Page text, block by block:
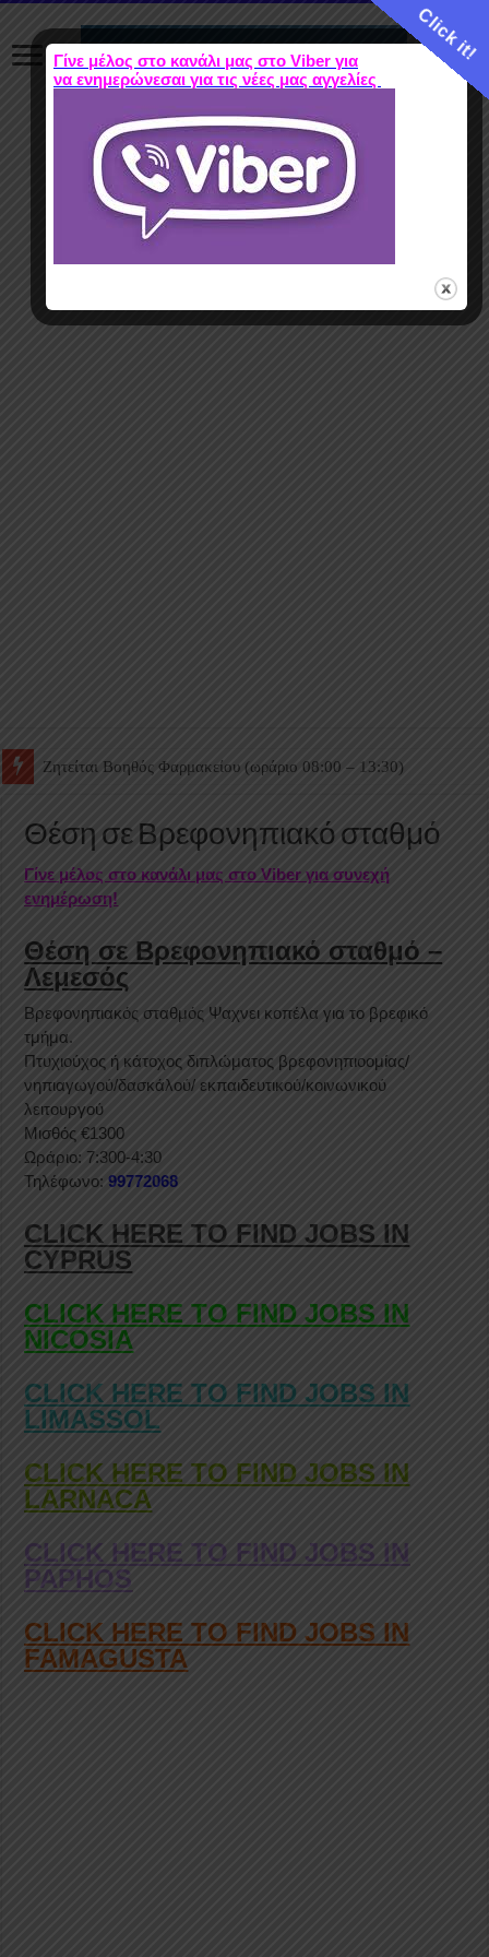
Ζητείται Βοηθός Θαλάμου
Θέση σε Βρεφονηπιακό σταθμό
Γίνε μέλος στο κανάλι μας στο Viber για συνεχή
ενημέρωση!
Θέση σε Βρεφονηπιακό σταθμό –
Λεμεσός
Βρεφονηπιακός σταθμός Ψαχνει κοπέλα για το βρεφικό
τμήμα.
Πτυχιούχος ή κάτοχος διπλώματος βρεφονηπιοομίας/
νηπιαγωγού/δασκάλού/ εκπαιδευτικού/κοινωνικού
λειτουργού
Μισθός €1300
Ωράριο: 7:300-4:30
Τηλέφωνο: 99772068
CLICK HERE TO FIND JOBS IN
CYPRUS
CLICK HERE TO FIND JOBS IN
NICOSIA
CLICK HERE TO FIND JOBS IN
LIMASSOL
CLICK HERE TO FIND JOBS IN
LARNACA
CLICK HERE TO FIND JOBS IN
PAPHOS
CLICK HERE TO FIND JOBS IN
FAMAGUSTA
Click it!
Γίνε μέλος στο κανάλι μας στο Viber για
να ενημερώνεσαι για τις νέες μας αγγελίες